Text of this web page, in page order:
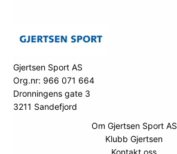
Gjertsen Sport AS
Org.nr: 966 071 664
Dronningens gate 3
3211 Sandefjord
Om Gjertsen Sport AS
Klubb Gjertsen
Kontakt oss